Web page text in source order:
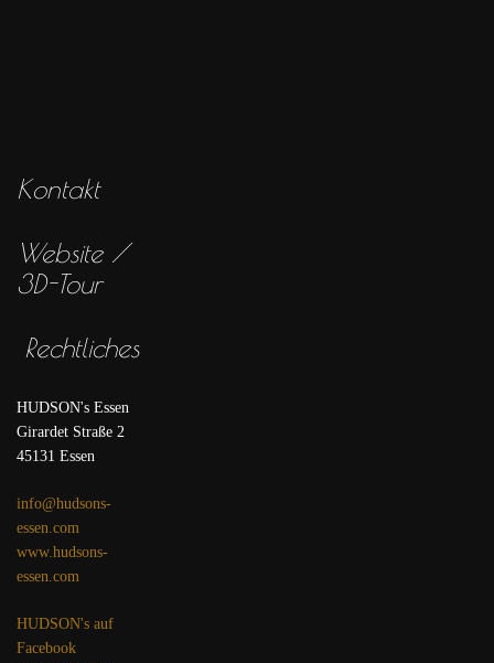
Kontakt
Website /
3D-Tour
Rechtliches
HUDSON's Essen
Girardet Straße 2
45131 Essen
info@hudsons-
essen.com
www.hudsons-
essen.com
HUDSON's auf
Facebook